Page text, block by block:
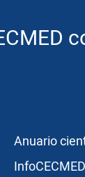
Anuario
InfoCECMED